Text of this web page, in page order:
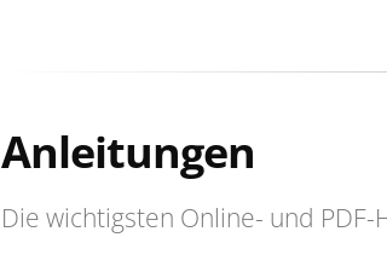
Anleitungen
Die wichtigsten Online- und